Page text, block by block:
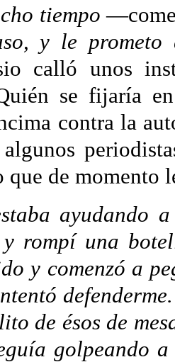
tiempo
y le prometo
calló unos
se fijaría
contra la
de momento
ayudando
y rompí una
y comenzó a
de ésos de
golpeando